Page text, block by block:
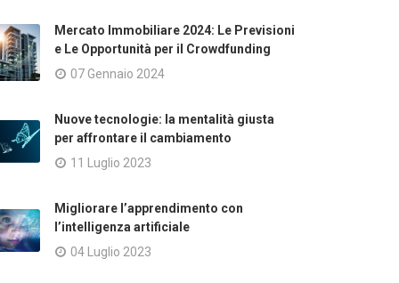
Mercato Immobiliare 2024: Le Previsioni
e Le Opportunità per il Crowdfunding
07 Gennaio 2024
Nuove tecnologie: la mentalità giusta
per affrontare il cambiamento
11 Luglio 2023
Migliorare l’apprendimento con
l’intelligenza artificiale
04 Luglio 2023